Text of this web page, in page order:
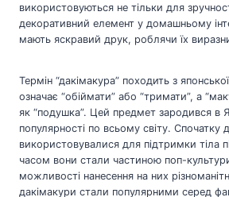
використовуються не тільки для
декоративний елемент у домашньому
мають яскравий друк, роблячи їх
Термін “дакімакура” походить з
означає “обіймати” або “тримати”, а
як “подушка”. Цей предмет зародився в
популярності по всьому світу. Спочатку
використовувалися для підтримки тіла
часом вони стали частиною поп-
можливості нанесення на них
дакімакури стали популярними серед